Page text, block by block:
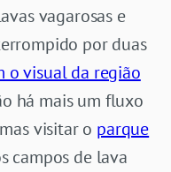
vagarosas e
por duas
o visual da região
há mais um fluxo
visitar o parque
campos de lava